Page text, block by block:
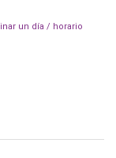
un día / horario